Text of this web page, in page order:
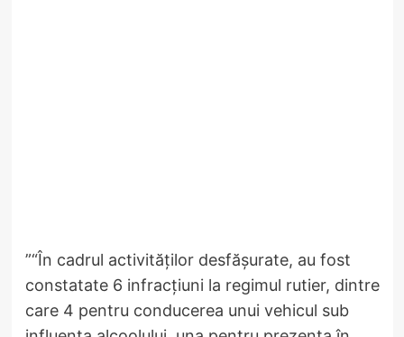
”“În cadrul activităților desfășurate, au fost
constatate 6 infracțiuni la regimul rutier, dintre
care 4 pentru conducerea unui vehicul sub